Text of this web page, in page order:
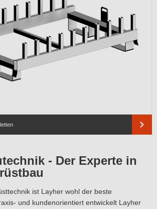
- Der Experte in
ist Layher wohl der beste
und kundenorientiert entwickelt Layher